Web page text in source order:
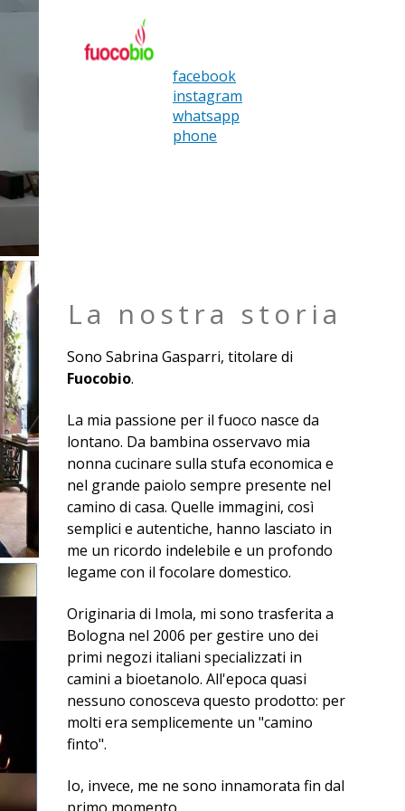
facebook
instagram
whatsapp
phone
La nostra storia
Sono Sabrina Gasparri, titolare di
Fuocobio.
La mia passione per il fuoco nasce da
lontano. Da bambina osservavo mia
nonna cucinare sulla stufa economica e
nel grande paiolo sempre presente nel
camino di casa. Quelle immagini, così
semplici e autentiche, hanno lasciato in
me un ricordo indelebile e un profondo
legame con il focolare domestico.
Originaria di Imola, mi sono trasferita a
Bologna nel 2006 per gestire uno dei
primi negozi italiani specializzati in
camini a bioetanolo. All'epoca quasi
nessuno conosceva questo prodotto: per
molti era semplicemente un "camino
finto".
Io, invece, me ne sono innamorata fin dal